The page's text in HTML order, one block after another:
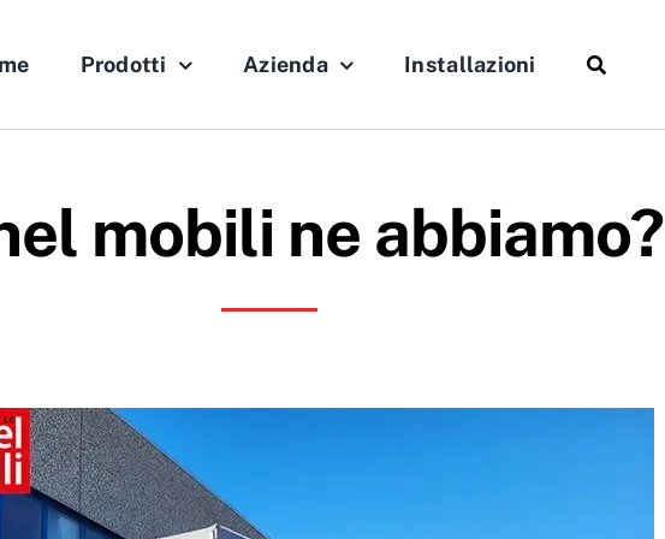
Prodotti Azienda Installazioni
mobili ne abbiamo?